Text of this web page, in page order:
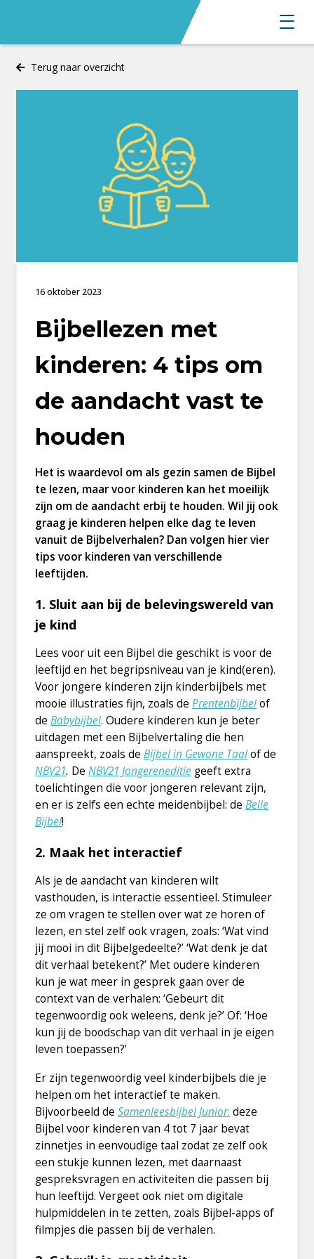
Terug naar overzicht
16 oktober 2023
Bijbellezen met
kinderen: 4 tips om
de aandacht vast te
houden
Het is waardevol om als gezin samen de Bijbel
te lezen, maar voor kinderen kan het moeilijk
zijn om de aandacht erbij te houden. Wil jij ook
graag je kinderen helpen elke dag te leven
vanuit de Bijbelverhalen? Dan volgen hier vier
tips voor kinderen van verschillende
leeftijden.
1. Sluit aan bij de belevingswereld van
je kind
Lees voor uit een Bijbel die geschikt is voor de
leeftijd en het begripsniveau van je kind(eren).
Voor jongere kinderen zijn kinderbijbels met
mooie illustraties fijn, zoals de Prentenbijbelof
de Babybijbel. Oudere kinderen kun je beter
uitdagen met een Bijbelvertaling die hen
aanspreekt, zoals de Bijbel in Gewone Taalof de
NBV21. De NBV21 Jongereneditie geeft extra
toelichtingen die voor jongeren relevant zijn,
en er is zelfs een echte meidenbijbel: de Belle
Bijbel!
2. Maak het interactief
Als je de aandacht van kinderen wilt
vasthouden, is interactie essentieel. Stimuleer
ze om vragen te stellen over wat ze horen of
lezen, en stel zelf ook vragen, zoals: ‘Wat vind
jij mooi in dit Bijbelgedeelte?’ ‘Wat denk je dat
dit verhaal betekent?’ Met oudere kinderen
kun je wat meer in gesprek gaan over de
context van de verhalen: ‘Gebeurt dit
tegenwoordig ook weleens, denk je?’ Of: ‘Hoe
kun jij de boodschap van dit verhaal in je eigen
leven toepassen?’
Er zijn tegenwoordig veel kinderbijbels die je
helpen om het interactief te maken.
Bijvoorbeeld de Samenleesbijbel Junior: deze
Bijbel voor kinderen van 4 tot 7 jaar bevat
zinnetjes in eenvoudige taal zodat ze zelf ook
een stukje kunnen lezen, met daarnaast
gespreksvragen en activiteiten die passen bij
hun leeftijd. Vergeet ook niet om digitale
hulpmiddelen in te zetten, zoals Bijbel-apps of
filmpjes die passen bij de verhalen.